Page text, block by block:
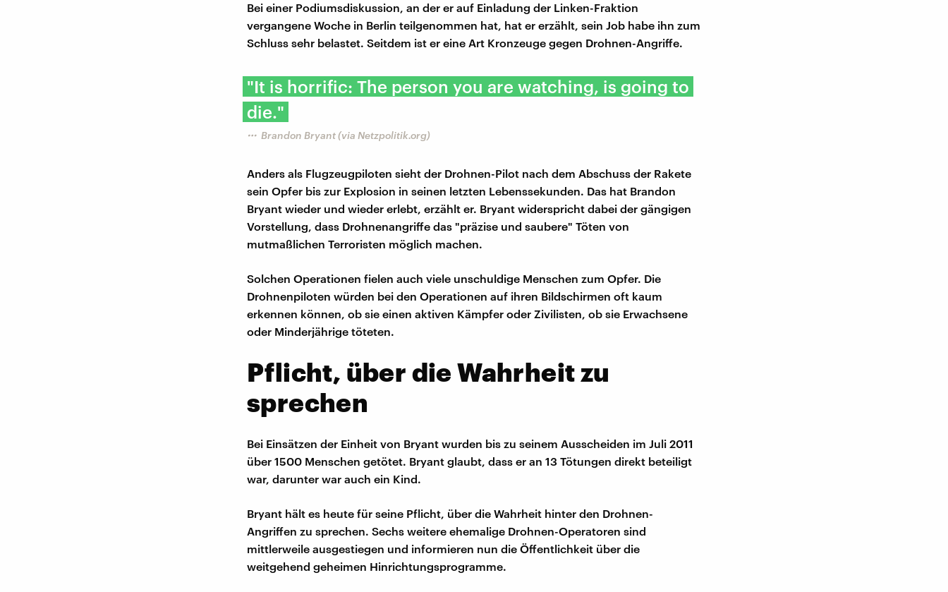
Bei einer Podiumsdiskussion, an der er auf Einladung der Linken-Fraktion
vergangene Woche in Berlin teilgenommen hat, hat er erzählt, sein Job habe ihn zum
Schluss sehr belastet. Seitdem ist er eine Art Kronzeuge gegen Drohnen-Angriffe.
"It is horrific: The person you are watching, is going to
die."
Brandon Bryant (via Netzpolitik.org)
Anders als Flugzeugpiloten sieht der Drohnen-Pilot nach dem Abschuss der Rakete
sein Opfer bis zur Explosion in seinen letzten Lebenssekunden. Das hat Brandon
Bryant wieder und wieder erlebt, erzählt er. Bryant widerspricht dabei der gängigen
Vorstellung, dass Drohnenangriffe das "präzise und saubere" Töten von
mutmaßlichen Terroristen möglich machen.
Solchen Operationen fielen auch viele unschuldige Menschen zum Opfer. Die
Drohnenpiloten würden bei den Operationen auf ihren Bildschirmen oft kaum
erkennen können, ob sie einen aktiven Kämpfer oder Zivilisten, ob sie Erwachsene
oder Minderjährige töteten.
Pflicht, über die Wahrheit zu
sprechen
Bei Einsätzen der Einheit von Bryant wurden bis zu seinem Ausscheiden im Juli 2011
über 1500 Menschen getötet. Bryant glaubt, dass er an 13 Tötungen direkt beteiligt
war, darunter war auch ein Kind.
Bryant hält es heute für seine Pflicht, über die Wahrheit hinter den Drohnen-
Angriffen zu sprechen. Sechs weitere ehemalige Drohnen-Operatoren sind
mittlerweile ausgestiegen und informieren nun die Öffentlichkeit über die
weitgehend geheimen Hinrichtungsprogramme.